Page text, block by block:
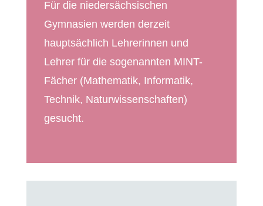
Für die niedersächsischen
Gymnasien werden derzeit
hauptsächlich Lehrerinnen und
Lehrer für die sogenannten MINT-
Fächer (Mathematik, Informatik,
Technik, Naturwissenschaften)
gesucht.